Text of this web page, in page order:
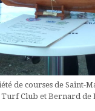
de courses de
Turf Club et Bernard de